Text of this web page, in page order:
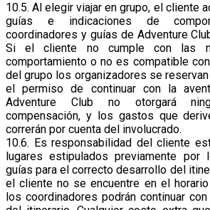
10.5. Al elegir viajar en grupo, el cliente
guías e indicaciones de
coordinadores y guías de Adventure
Si el cliente no cumple con las
comportamiento o no es compatible
del grupo los organizadores se
el permiso de continuar con la
Adventure Club no otorgará
compensación, y los gastos que
correrán por cuenta del involucrado.
10.6. Es responsabilidad del cliente
lugares estipulados previamente por
guías para el correcto desarrollo del
el cliente no se encuentre en el
los coordinadores podrán continuar